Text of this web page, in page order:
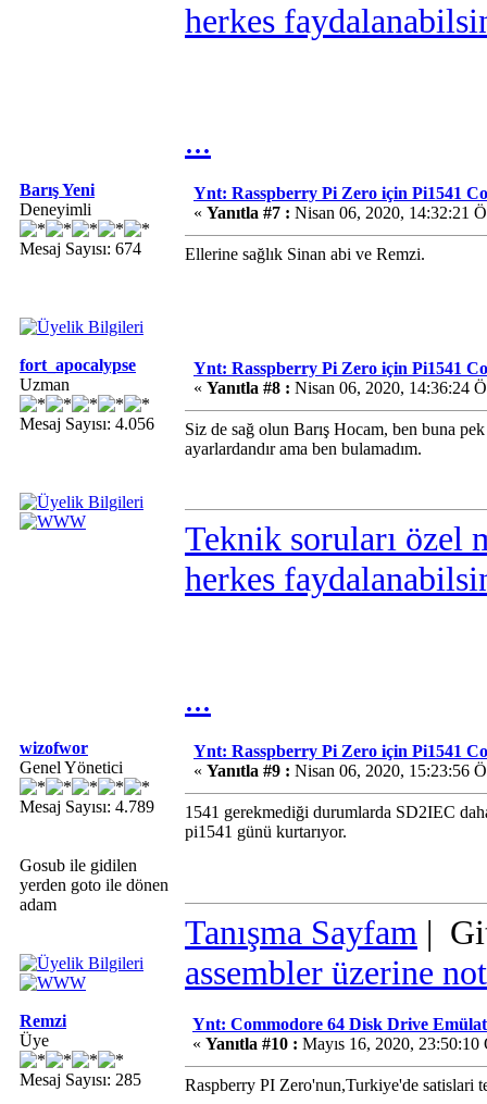
herkes
...
Barış Yeni
Deneyimli
Mesaj Sayısı: 674
Ynt: Rasspberry Pi Zero için Pi1541
« Yanıtla #7 : Nisan 06, 2020, 14:32:21
Ellerine sağlık Sinan abi ve Remzi.
fort_apocalypse
Uzman
Mesaj Sayısı: 4.056
Ynt: Rasspberry Pi Zero için Pi1541
« Yanıtla #8 : Nisan 06, 2020, 14:36:24
Siz de sağ olun Barış Hocam, ben buna
ayarlardandır ama ben bulamadım.
Teknik soruları özel
herkes
...
wizofwor
Genel Yönetici
Mesaj Sayısı: 4.789
Gosub ile gidilen
yerden goto ile dönen
adam
Ynt: Rasspberry Pi Zero için Pi1541
« Yanıtla #9 : Nisan 06, 2020, 15:23:56
1541 gerekmediği durumlarda SD2IEC
pi1541 günü kurtarıyor.
Tanışma Sayfam |
assembler üzerine
Remzi
Üye
Mesaj Sayısı: 285
Ynt: Commodore 64 Disk Drive
« Yanıtla #10 : Mayıs 16, 2020, 23:50:10
Raspberry PI Zero'nun,Turkiye'de satislari